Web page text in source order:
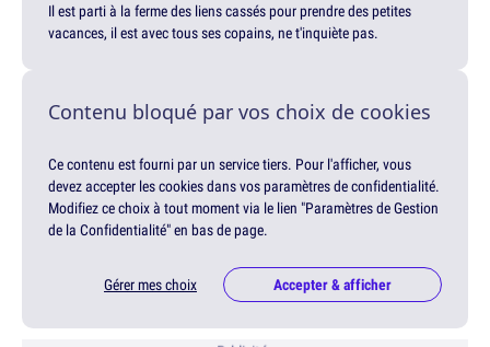
Il est parti à la ferme des liens cassés pour prendre des petites
vacances, il est avec tous ses copains, ne t'inquiète pas.
Contenu bloqué par vos choix de cookies
Ce contenu est fourni par un service tiers. Pour l'afficher, vous
devez accepter les cookies dans vos paramètres de confidentialité.
Modifiez ce choix à tout moment via le lien "Paramètres de Gestion
de la Confidentialité" en bas de page.
Gérer mes choix Accepter & afficher